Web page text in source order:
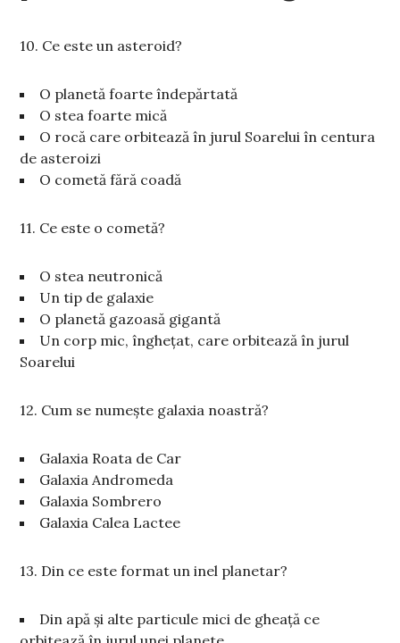
10. Ce este un asteroid?
O planetă foarte îndepărtată
O stea foarte mică
O rocă care orbitează în jurul Soarelui în centura
de asteroizi
O cometă fără coadă
11. Ce este o cometă?
O stea neutronică
Un tip de galaxie
O planetă gazoasă gigantă
Un corp mic, înghețat, care orbitează în jurul
Soarelui
12. Cum se numește galaxia noastră?
Galaxia Roata de Car
Galaxia Andromeda
Galaxia Sombrero
Galaxia Calea Lactee
13. Din ce este format un inel planetar?
Din apă și alte particule mici de gheață ce